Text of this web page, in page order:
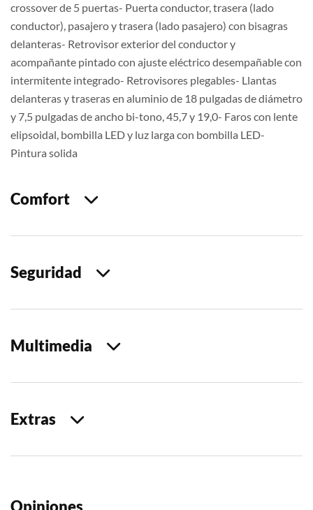
crossover de 5 puertas- Puerta conductor, trasera (lado
conductor), pasajero y trasera (lado pasajero) con bisagras
delanteras- Retrovisor exterior del conductor y
acompañante pintado con ajuste eléctrico desempañable con
intermitente integrado- Retrovisores plegables- Llantas
delanteras y traseras en aluminio de 18 pulgadas de diámetro
y 7,5 pulgadas de ancho bi-tono, 45,7 y 19,0- Faros con lente
elipsoidal, bombilla LED y luz larga con bombilla LED-
Pintura solida
Comfort
Seguridad
Multimedia
Extras